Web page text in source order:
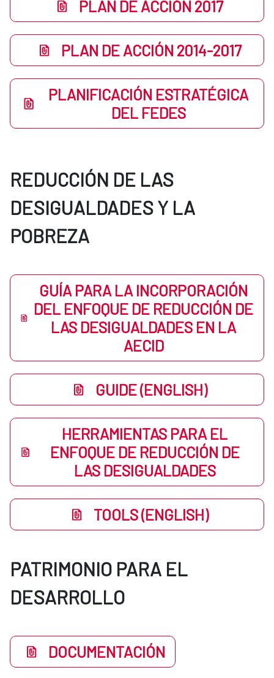
PLAN DE ACCIÓN 2017
PLAN DE ACCIÓN 2014-2017
PLANIFICACIÓN ESTRATÉGICA
DEL FEDES
REDUCCIÓN DE LAS
DESIGUALDADES Y LA
POBREZA
GUÍA PARA LA INCORPORACIÓN
DEL ENFOQUE DE REDUCCIÓN DE
LAS DESIGUALDADES EN LA
AECID
GUIDE (ENGLISH)
HERRAMIENTAS PARA EL
ENFOQUE DE REDUCCIÓN DE
LAS DESIGUALDADES
TOOLS (ENGLISH)
PATRIMONIO PARA EL
DESARROLLO
DOCUMENTACIÓN